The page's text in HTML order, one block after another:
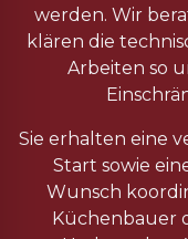
werden. Wir
klären die
Arbeiten so
Sie erhalten eine
Start sowie
Wunsch
Küchenbauer